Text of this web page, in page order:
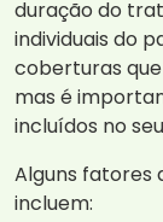
duração do
individuais do
coberturas
mas é
incluídos no
Alguns fatores
incluem: